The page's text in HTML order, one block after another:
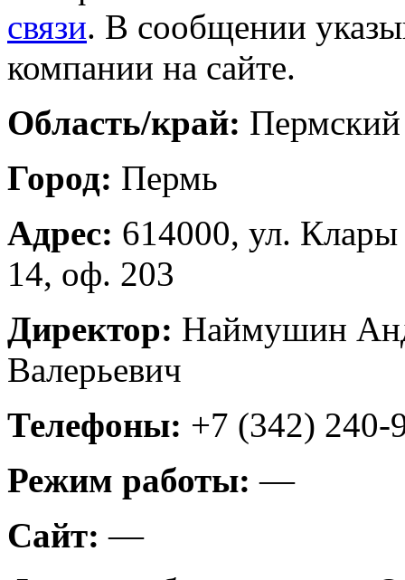
связи. В сообщении
компании на сайте.
Область/край:
Город: Пермь
Адрес: 614000, ул.
14, оф. 203
Директор: Наймушин
Валерьевич
Телефоны: +7 (342) 240-
Режим работы:—
Сайт:—